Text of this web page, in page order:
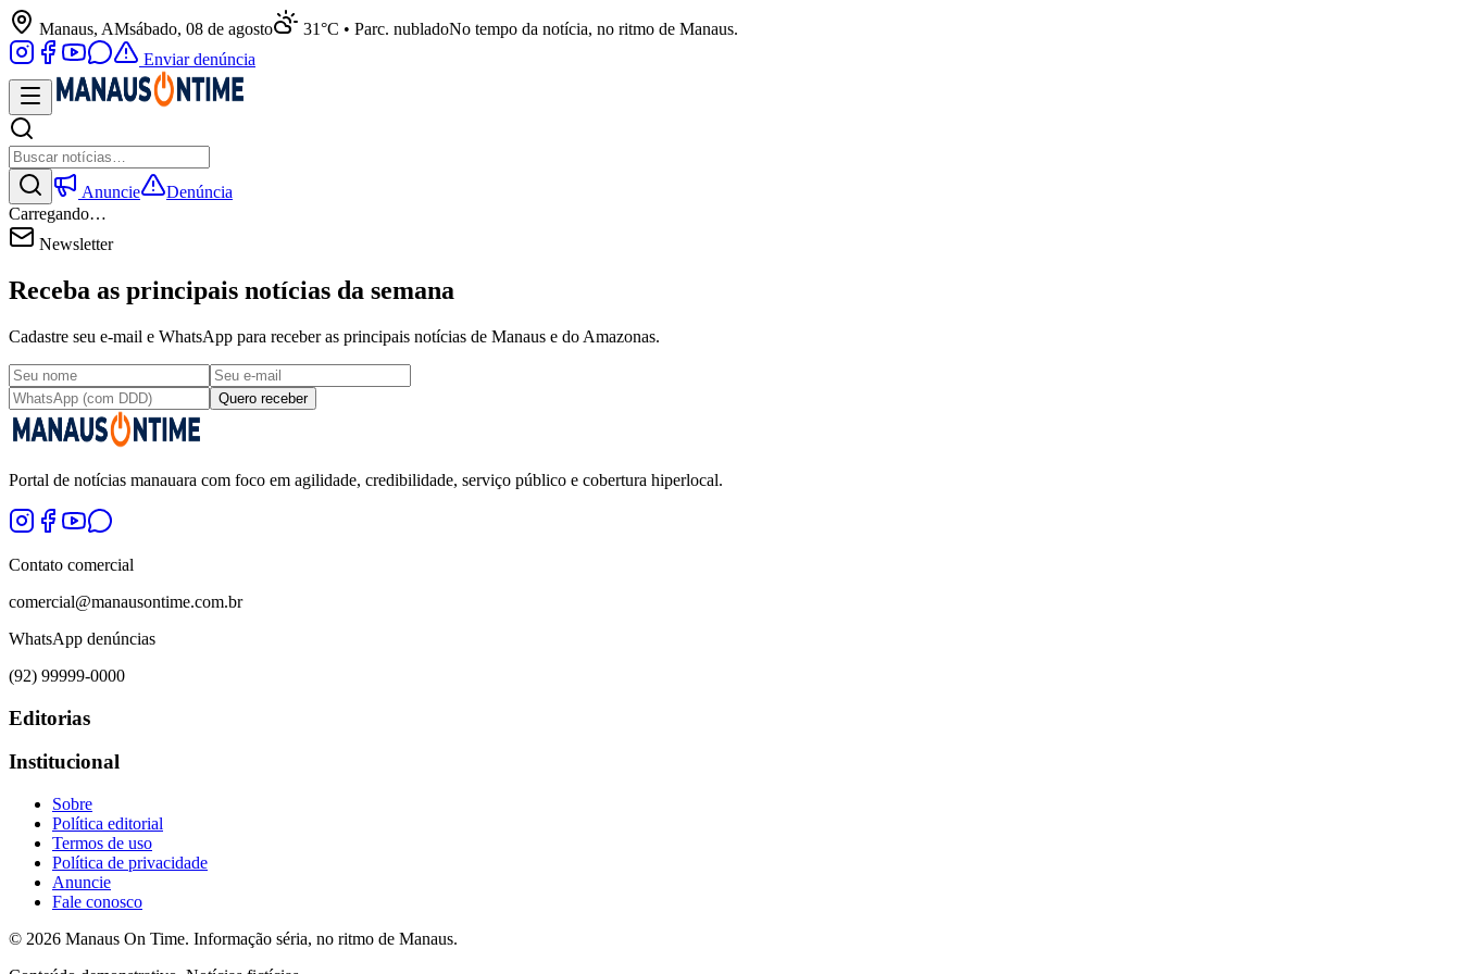
Manaus, AMsábado, 08 de agosto 31°C • Parc. nubladoNo tempo da notícia, no ritmo de Manaus.
Enviar denúncia
Anuncie
Denúncia
Carregando…
Newsletter
Receba as principais notícias da semana
Cadastre seu e-mail e WhatsApp para receber as principais notícias de Manaus e do Amazonas.
Quero receber
Portal de notícias manauara com foco em agilidade, credibilidade, serviço público e cobertura hiperlocal.
Contato comercial
comercial@manausontime.com.br
WhatsApp denúncias
(92) 99999-0000
Editorias
Institucional
Sobre
Política editorial
Termos de uso
Política de privacidade
Anuncie
Fale conosco
© 2026 Manaus On Time. Informação séria, no ritmo de Manaus.